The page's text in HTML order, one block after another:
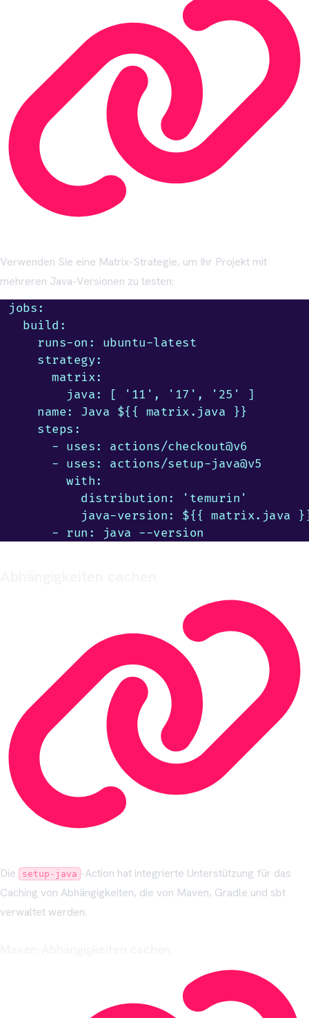
Verwenden Sie eine Matrix-Strategie, um Ihr Projekt mit
mehreren Java-Versionen zu testen:
jobs:
  build:
    runs-on: ubuntu-latest
    strategy:
      matrix:
        java: [ '11', '17', '25' ]
    name: Java ${{ matrix.java }}
    steps:
      - uses: actions/checkout@v6
      - uses: actions/setup-java@v5
        with:
          distribution: 'temurin'
java-version: ${{ matrix.java
      - run: java --version
Die setup-java -Action hat integrierte Unterstützung für das
Caching von Abhängigkeiten, die von Maven, Gradle und sbt
verwaltet werden.